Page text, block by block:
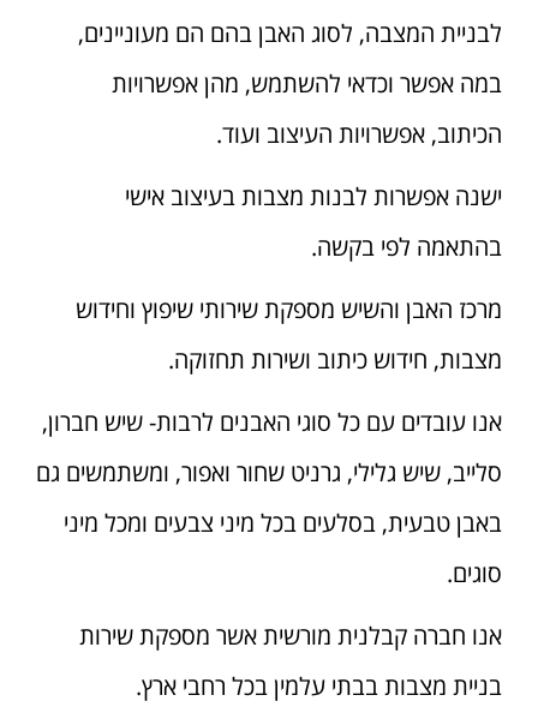
לבניית המצבה, לסוג האבן בהם הם מעוניינים,
במה אפשר וכדאי להשתמש, מהן אפשרויות
הכיתוב, אפשרויות העיצוב ועוד.
ישנה אפשרות לבנות מצבות בעיצוב אישי
בהתאמה לפי בקשה.
מרכז האבן והשיש מספקת שירותי שיפוץ וחידוש
מצבות, חידוש כיתוב ושירות תחזוקה.
אנו עובדים עם כל סוגי האבנים לרבות- שיש חברון,
סלייב, שיש גלילי, גרניט שחור ואפור, ומשתמשים גם
באבן טבעית, בסלעים בכל מיני צבעים ומכל מיני
סוגים.
אנו חברה קבלנית מורשית אשר מספקת שירות
בניית מצבות בבתי עלמין בכל רחבי ארץ.